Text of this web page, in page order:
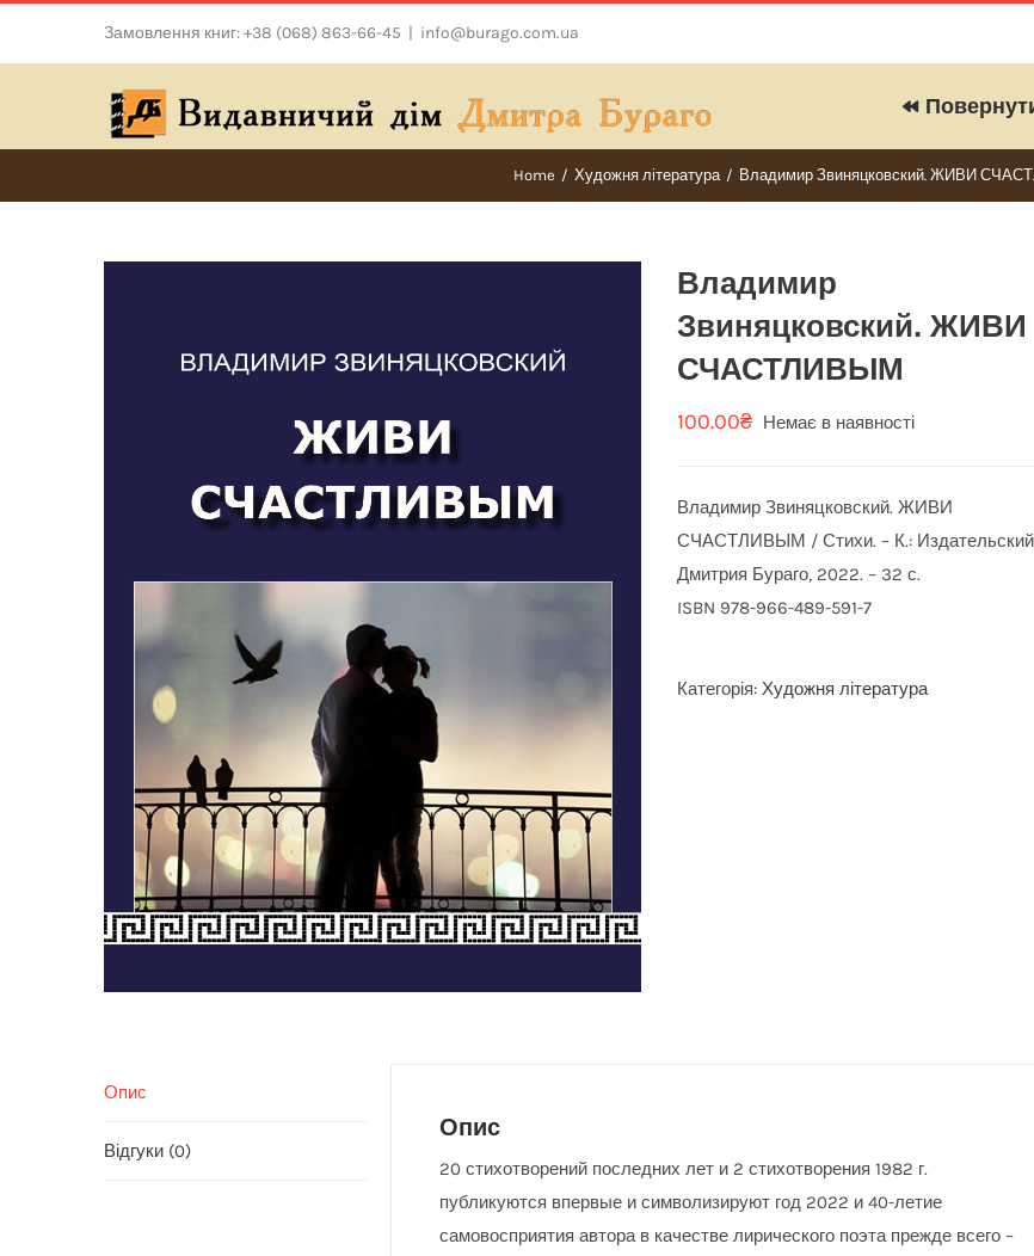
Замовлення книг: +38 (068) 863-66-45 | info@burago.com.ua
Home / Художня література / Владимир Звиняцковский. ЖИВИ
Владимир
Звиняцковский. ЖИВИ
СЧАСТЛИВЫМ
100.00₴ Немає в наявності
Владимир Звиняцковский. ЖИВИ
СЧАСТЛИВЫМ / Стихи. – К.:
Дмитрия Бураго, 2022. – 32 с.
ISBN 978-966-489-591-7
Категорія: Художня література
Опис
Відгуки (0)
Опис
20 стихотворений последних лет и 2 стихотворения 1982 г.
публикуются впервые и символизируют год 2022 и 40-летие
самовосприятия автора в качестве лирического поэта прежде всего –